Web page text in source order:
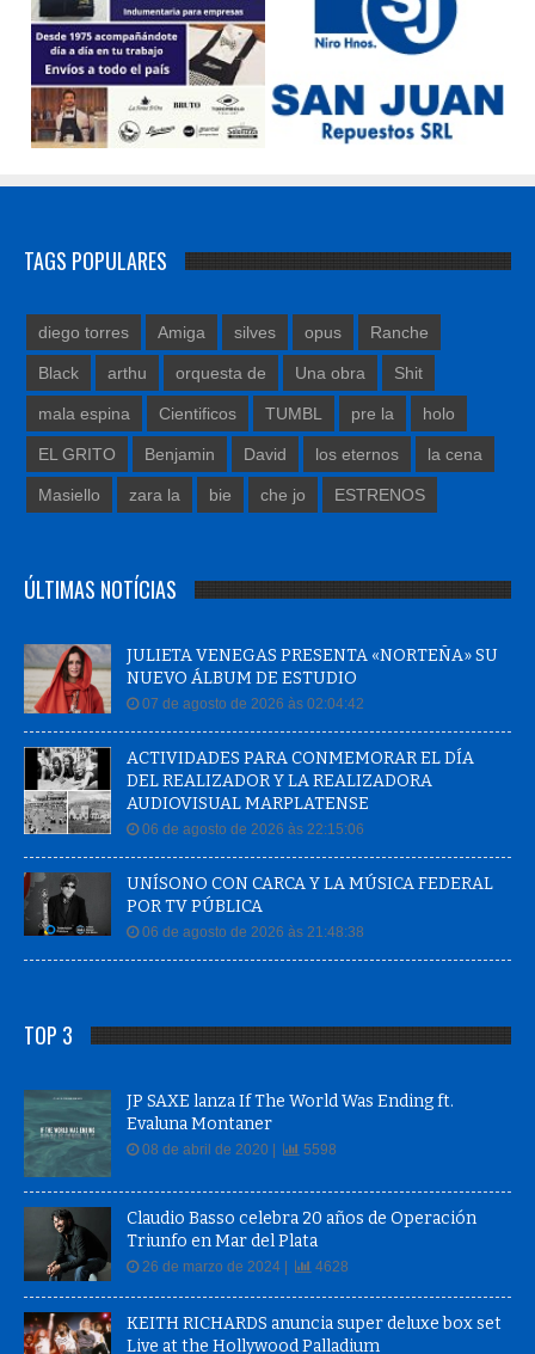
TAGS POPULARES
diego torres Amiga silves opus Ranche
Black arthu orquesta de Una obra Shit
mala espina Cientificos TUMBL pre la holo
EL GRITO Benjamin David los eternos la cena
Masiello zara la bie che jo ESTRENOS
ÚLTIMAS NOTÍCIAS
JULIETA VENEGAS PRESENTA «NORTEÑA» SU
NUEVO ÁLBUM DE ESTUDIO
07 de agosto de 2026 às 02:04:42
ACTIVIDADES PARA CONMEMORAR EL DÍA
DEL REALIZADOR Y LA REALIZADORA
AUDIOVISUAL MARPLATENSE
06 de agosto de 2026 às 22:15:06
UNÍSONO CON CARCA Y LA MÚSICA FEDERAL
POR TV PÚBLICA
06 de agosto de 2026 às 21:48:38
TOP 3
JP SAXE lanza If The World Was Ending ft.
Evaluna Montaner
08 de abril de 2020 | 5598
Claudio Basso celebra 20 años de Operación
Triunfo en Mar del Plata
26 de marzo de 2024 | 4628
KEITH RICHARDS anuncia super deluxe box set
Live at the Hollywood Palladium